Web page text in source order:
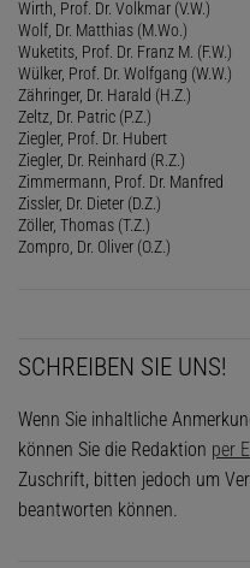
Wirth, Prof. Dr. Volkmar (V.W.)
Wolf, Dr. Matthias (M.Wo.)
Wuketits, Prof. Dr. Franz M. (F.W.)
Wülker, Prof. Dr. Wolfgang (W.W.)
Zähringer, Dr. Harald (H.Z.)
Zeltz, Dr. Patric (P.Z.)
Ziegler, Prof. Dr. Hubert
Ziegler, Dr. Reinhard (R.Z.)
Zimmermann, Prof. Dr. Manfred
Zissler, Dr. Dieter (D.Z.)
Zöller, Thomas (T.Z.)
Zompro, Dr. Oliver (O.Z.)
SCHREIBEN SIE UNS!
Wenn Sie inhaltliche
können Sie die Redaktion per
Zuschrift, bitten jedoch um
beantworten können.